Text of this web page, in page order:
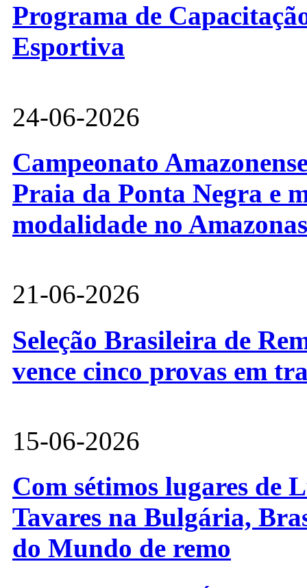
Programa de
Esportiva
24-06-2026
Campeonato
Praia da Ponta Negra e
modalidade no Amazonas
21-06-2026
Seleção Brasileira de
vence cinco provas em
15-06-2026
Com sétimos lugares de
Tavares na Bulgária,
do Mundo de remo